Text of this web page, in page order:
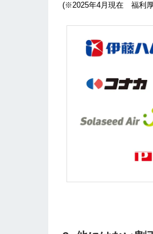
(※2025年4月現在 福利厚